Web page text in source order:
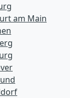
am Main